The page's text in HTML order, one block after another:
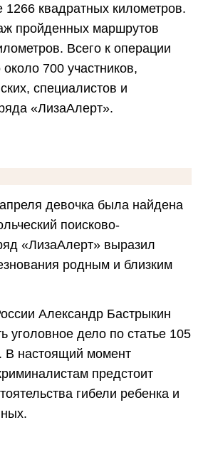
квадратных километров.
пройденных маршрутов
Всего к операции
700 участников,
специалистов и
«ЛизаАлерт».
девочка была найдена
поисково-
«ЛизаАлерт» выразил
родным и близким
Александр Бастрыкин
уголовное дело по статье 105
В настоящий момент
предстоит
гибели ребенка и